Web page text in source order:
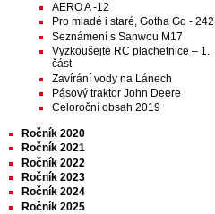
AERO A -12
Pro mladé i staré, Gotha Go - 242
Seznámení s Sanwou M17
Vyzkoušejte RC plachetnice – 1.
část
Zavírání vody na Lánech
Pásový traktor John Deere
Celoroční obsah 2019
Ročník 2020
Ročník 2021
Ročník 2022
Ročník 2023
Ročník 2024
Ročník 2025